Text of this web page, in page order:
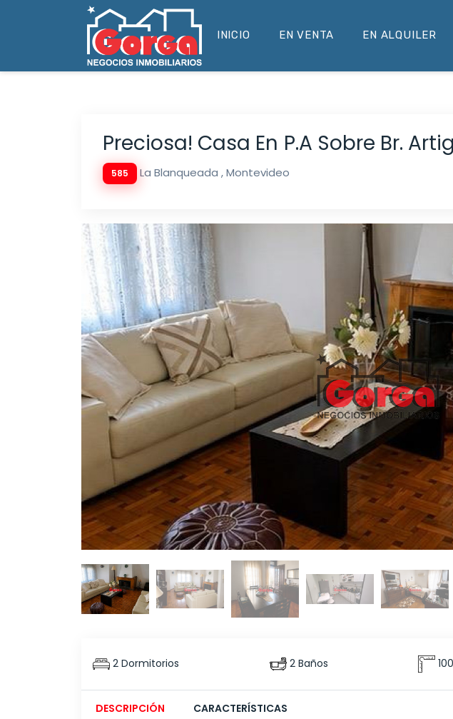
INICIO EN VENTA EN ALQUILER
Preciosa! Casa En P.A Sobre Br.
585 La Blanqueada , Montevideo
2 Dormitorios 2 Baños
DESCRIPCIÓN CARACTERÍSTICAS